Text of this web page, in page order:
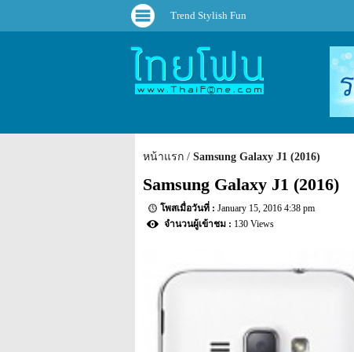
Trend Stylish Fun
หน้าแรก Samsung Galaxy J1 (2016)
Samsung Galaxy J1 (2016)
January 15, 2016 4:38 pm
130 Views